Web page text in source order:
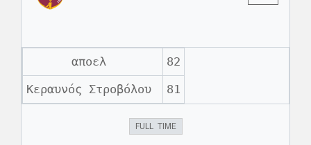
αποελ
82
Κεραυνός Στροβόλου
81
FULL TIME